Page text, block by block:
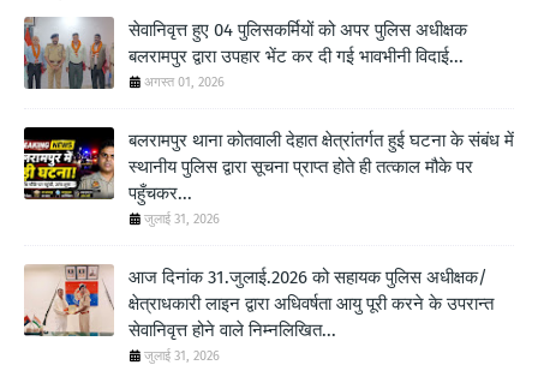
सेवानिवृत्त हुए 04 पुलिसकर्मियों को अपर पुलिस अधीक्षक
बलरामपुर द्वारा उपहार भेंट कर दी गई भावभीनी विदाई...
अगस्त 01, 2026
बलरामपुर थाना कोतवाली देहात क्षेत्रांतर्गत हुई घटना के संबंध में
स्थानीय पुलिस द्वारा सूचना प्राप्त होते ही तत्काल मौके पर
पहुँचकर...
जुलाई 31, 2026
आज दिनांक 31.जुलाई.2026 को सहायक पुलिस अधीक्षक/
क्षेत्राधकारी लाइन द्वारा अधिवर्षता आयु पूरी करने के उपरान्त
सेवानिवृत्त होने वाले निम्नलिखित...
जुलाई 31, 2026